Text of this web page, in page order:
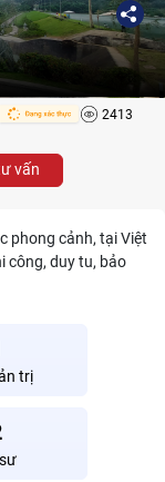
2413
vấn
phong cảnh, tại Việt
công, duy tu, bảo
trị